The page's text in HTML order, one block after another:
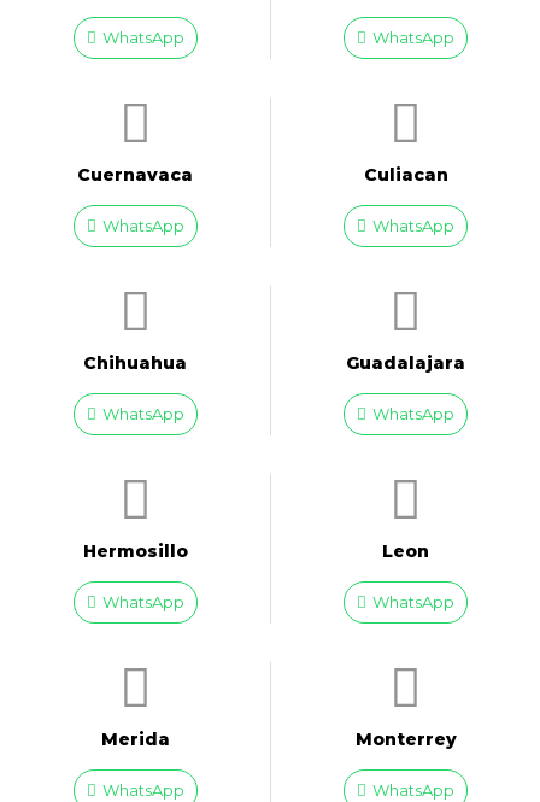
WhatsApp WhatsApp
Cuernavaca
WhatsApp
Culiacan
WhatsApp
Chihuahua
WhatsApp
Guadalajara
WhatsApp
Hermosillo
WhatsApp
Leon
WhatsApp
Merida
WhatsApp
Monterrey
WhatsApp